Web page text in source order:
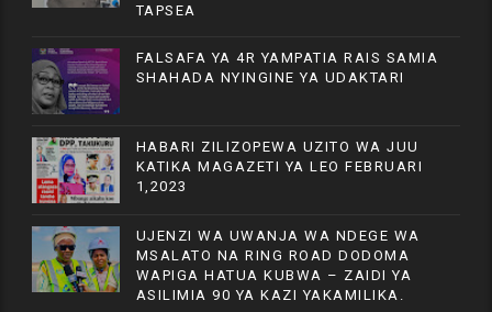
TAPSEA
FALSAFA YA 4R YAMPATIA RAIS SAMIA
SHAHADA NYINGINE YA UDAKTARI
HABARI ZILIZOPEWA UZITO WA JUU
KATIKA MAGAZETI YA LEO FEBRUARI
1,2023
UJENZI WA UWANJA WA NDEGE WA
MSALATO NA RING ROAD DODOMA
WAPIGA HATUA KUBWA – ZAIDI YA
ASILIMIA 90 YA KAZI YAKAMILIKA.